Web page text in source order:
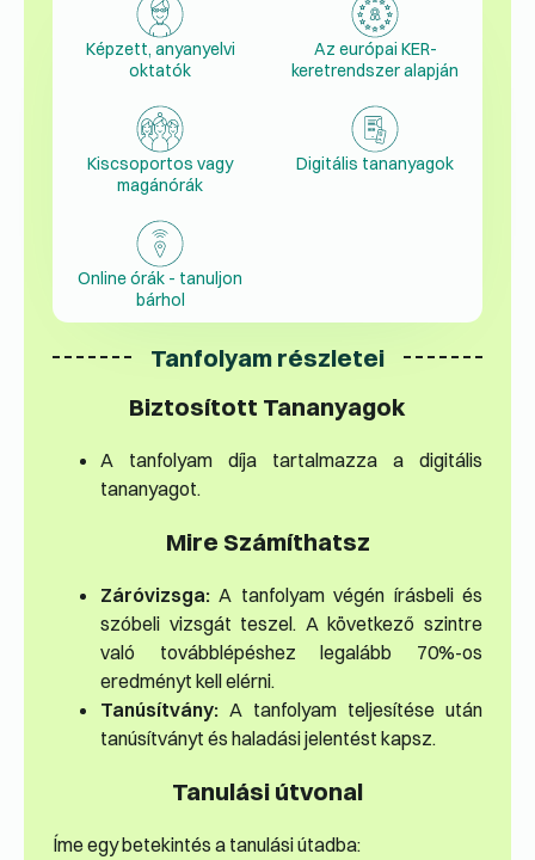
Képzett, anyanyelvi
oktatók
Az európai KER-
keretrendszer alapján
Kiscsoportos vagy
magánórák
Digitális tananyagok
Online órák - tanuljon
bárhol
Tanfolyam részletei
Biztosított Tananyagok
A tanfolyam díja tartalmazza a digitális
tananyagot.
Mire Számíthatsz
Záróvizsga: A tanfolyam végén írásbeli és
szóbeli vizsgát teszel. A következő szintre
való továbblépéshez legalább 70%-os
eredményt kell elérni.
Tanúsítvány: A tanfolyam teljesítése után
tanúsítványt és haladási jelentést kapsz.
Tanulási útvonal
Íme egy betekintés a tanulási útadba: